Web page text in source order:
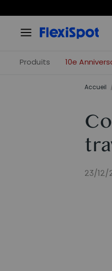
Produits 10e
Accueil
23/12/